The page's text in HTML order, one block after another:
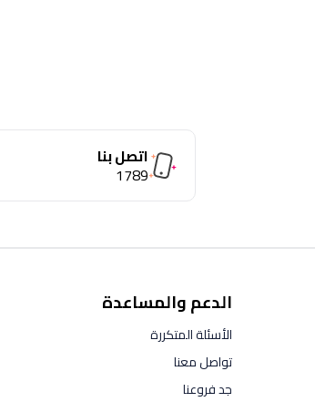
اتصل بنا
1789
الدعم والمساعدة
الأسئلة المتكررة
تواصل معنا
جد فروعنا